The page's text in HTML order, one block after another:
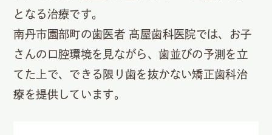
となる治療です。
南丹市園部町の歯医者 髙屋歯科医院では、お子
さんの口腔環境を見ながら、歯並びの予測を立
てた上で、できる限り歯を抜かない矯正歯科治
療を提供しています。